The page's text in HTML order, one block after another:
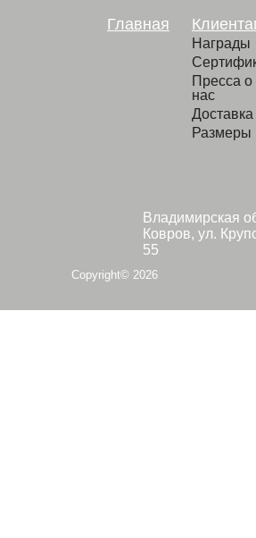
Главная
Награды
Пресса о
нас
Доставка
Размеры
Владимирская
Ковров, ул.
55
Copyright© 2026